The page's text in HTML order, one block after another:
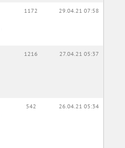
1172 29.04.21 07:58
1216 27.04.21 05:37
542 26.04.21 05:34